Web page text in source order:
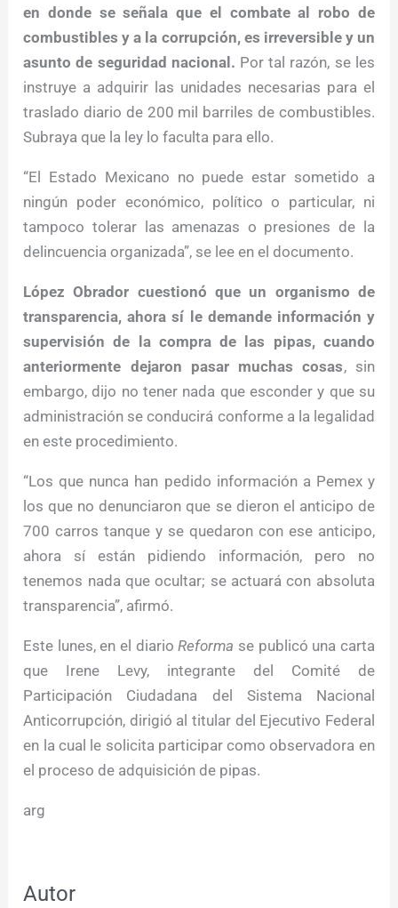
en donde se señala que el combate al robo de
combustibles y a la corrupción, es irreversible y un
asunto de seguridad nacional. Por tal razón, se les
instruye a adquirir las unidades necesarias para el
traslado diario de 200 mil barriles de combustibles.
Subraya que la ley lo faculta para ello.
“El Estado Mexicano no puede estar sometido a
ningún poder económico, político o particular, ni
tampoco tolerar las amenazas o presiones de la
delincuencia organizada”, se lee en el documento.
López Obrador cuestionó que un organismo de
transparencia, ahora sí le demande información y
supervisión de la compra de las pipas, cuando
anteriormente dejaron pasar muchas cosas, sin
embargo, dijo no tener nada que esconder y que su
administración se conducirá conforme a la legalidad
en este procedimiento.
“Los que nunca han pedido información a Pemex y
los que no denunciaron que se dieron el anticipo de
700 carros tanque y se quedaron con ese anticipo,
ahora sí están pidiendo información, pero no
tenemos nada que ocultar; se actuará con absoluta
transparencia”, afirmó.
Este lunes, en el diarioReforma se publicó una carta
que Irene Levy, integrante del Comité de
Participación Ciudadana del Sistema Nacional
Anticorrupción, dirigió al titular del Ejecutivo Federal
en la cual le solicita participar como observadora en
el proceso de adquisición de pipas.
arg
Autor